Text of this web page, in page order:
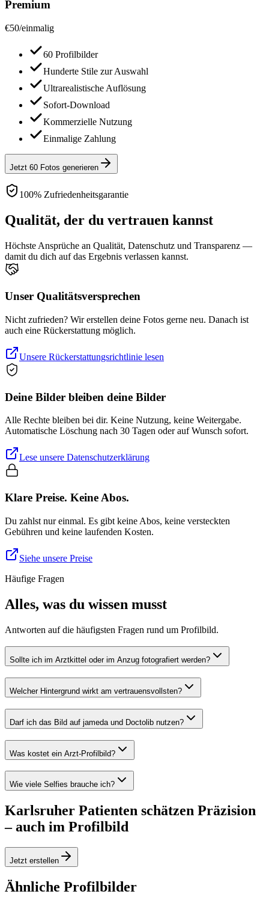
Premium
€50/einmalig
60 Profilbilder
Hunderte Stile zur Auswahl
Ultrarealistische Auflösung
Sofort-Download
Kommerzielle Nutzung
Einmalige Zahlung
Jetzt 60 Fotos generieren
100% Zufriedenheitsgarantie
Qualität, der du vertrauen kannst
Höchste Ansprüche an Qualität, Datenschutz und Transparenz —
damit du dich auf das Ergebnis verlassen kannst.
Unser Qualitätsversprechen
Nicht zufrieden? Wir erstellen deine Fotos gerne neu. Danach ist
auch eine Rückerstattung möglich.
Unsere Rückerstattungsrichtlinie lesen
Deine Bilder bleiben deine Bilder
Alle Rechte bleiben bei dir. Keine Nutzung, keine Weitergabe.
Automatische Löschung nach 30 Tagen oder auf Wunsch sofort.
Lese unsere Datenschutzerklärung
Klare Preise. Keine Abos.
Du zahlst nur einmal. Es gibt keine Abos, keine versteckten
Gebühren und keine laufenden Kosten.
Siehe unsere Preise
Häufige Fragen
Alles, was du wissen musst
Antworten auf die häufigsten Fragen rund um Profilbild.
Sollte ich im Arztkittel oder im Anzug fotografiert werden?
Welcher Hintergrund wirkt am vertrauensvollsten?
Darf ich das Bild auf jameda und Doctolib nutzen?
Was kostet ein Arzt-Profilbild?
Wie viele Selfies brauche ich?
Karlsruher Patienten schätzen Präzision
– auch im Profilbild
Jetzt erstellen
Ähnliche Profilbilder